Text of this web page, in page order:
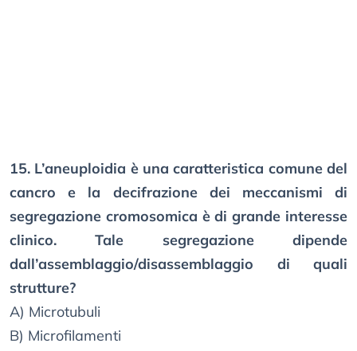
15. L’aneuploidia è una caratteristica comune del
cancro e la decifrazione dei meccanismi di
segregazione cromosomica è di grande interesse
clinico. Tale segregazione dipende
dall’assemblaggio/disassemblaggio di quali
strutture?
A) Microtubuli
B) Microfilamenti